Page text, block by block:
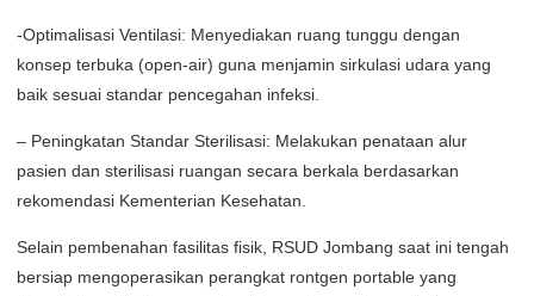
-Optimalisasi Ventilasi: Menyediakan ruang tunggu dengan
konsep terbuka (open-air) guna menjamin sirkulasi udara yang
baik sesuai standar pencegahan infeksi.
– Peningkatan Standar Sterilisasi: Melakukan penataan alur
pasien dan sterilisasi ruangan secara berkala berdasarkan
rekomendasi Kementerian Kesehatan.
Selain pembenahan fasilitas fisik, RSUD Jombang saat ini tengah
bersiap mengoperasikan perangkat rontgen portable yang